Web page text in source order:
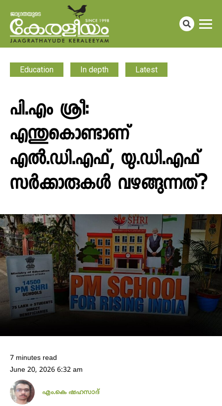
Education In depth Latest
പി.എം ശ്രീ:
എന്തുകൊണ്ടാണ്
എൽ.ഡി.എഫ്, യു.ഡി.എഫ്
സർക്കാരുകൾ വഴങ്ങുന്നത്?
7 minutes read
June 20, 2026 6:32 am
എം.കെ ഷഹസാദ്